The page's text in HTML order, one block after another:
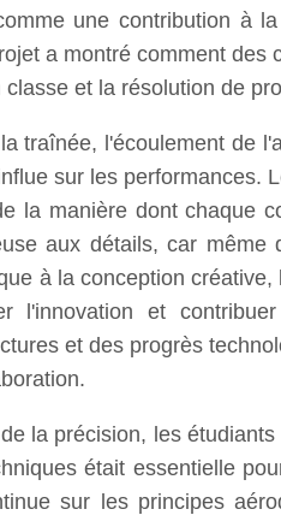
une contribution à
a montré comment
et la résolution de
traînée, l'écoulement de
sur les performances.
la manière dont chaque
aux détails, car même
à la conception
l'innovation et
et des progrès
la précision, les
était essentielle
sur les principes